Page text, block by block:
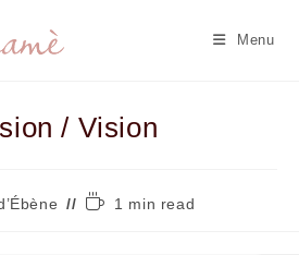
Menu
/ Vision
1 min read